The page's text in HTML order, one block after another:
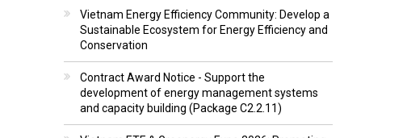
Vietnam Energy Efficiency Community: Develop a
Sustainable Ecosystem for Energy Efficiency and
Conservation
Contract Award Notice - Support the
development of energy management systems
and capacity building (Package C2.2.11)